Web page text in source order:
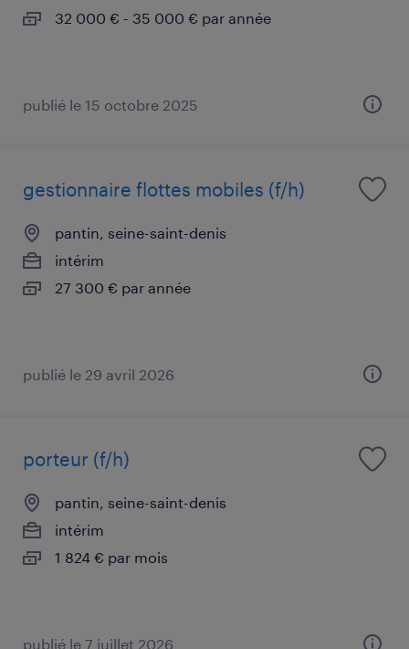
32 000 € - 35 000 € par année
publié le 15 octobre 2025
gestionnaire flottes mobiles (f/h)
pantin, seine-saint-denis
intérim
27 300 € par année
publié le 29 avril 2026
porteur (f/h)
pantin, seine-saint-denis
intérim
1 824 € par mois
publié le 7 juillet 2026